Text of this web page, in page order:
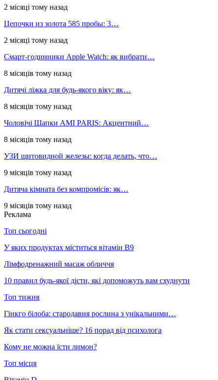
2 місяці тому назад
Цепочки из золота 585 пробы: 3…
2 місяці тому назад
Смарт-годинники Apple Watch: як вибрати…
8 місяців тому назад
Дитячі ліжка для будь-якого віку: як…
8 місяців тому назад
Чоловічі Шапки AMI PARIS: Акцентний…
8 місяців тому назад
УЗИ щитовидной железы: когда делать, что…
9 місяців тому назад
Дитяча кімната без компромісів: як…
9 місяців тому назад
Реклама
Топ сьогодні
У яких продуктах міститься вітамін В9
Лімфодренажний масаж обличчя
10 правил будь-якої дієти, які допоможуть вам схуднути
Топ тижня
Гінкго білоба: стародавня рослина з унікальними…
Як стати сексуальніше? 16 порад від психолога
Кому не можна їсти лимон?
Топ місця